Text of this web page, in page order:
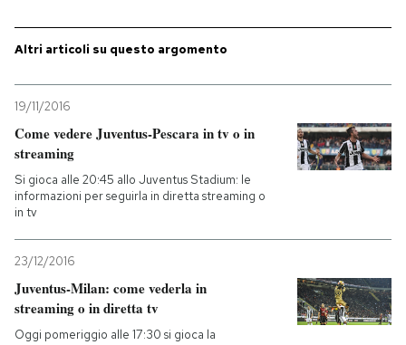
SHOP
CALENDARIO
AREA PERSONALE
Entra
Altri articoli su questo argomento
19/11/2016
Come vedere Juventus-Pescara in tv o in
streaming
Si gioca alle 20:45 allo Juventus Stadium: le
informazioni per seguirla in diretta streaming o
in tv
23/12/2016
Juventus-Milan: come vederla in
streaming o in diretta tv
Oggi pomeriggio alle 17:30 si gioca la